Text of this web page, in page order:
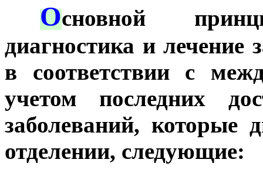
Основной
диагностика и лечение
в соответствии с
учетом последних
заболеваний, которые
отделении, следующие: